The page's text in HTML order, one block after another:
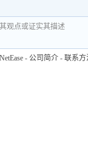
观点或证实其描述
- 公司简介 - 联系方